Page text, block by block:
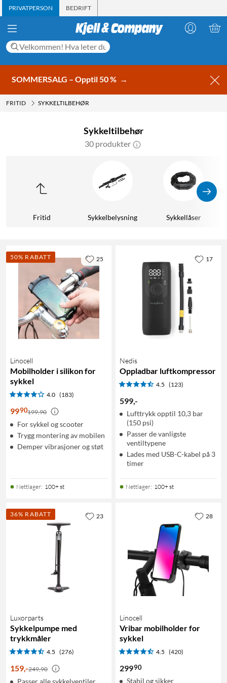
PRIVATPERSON BEDRIFT
SOMMERSALG – Opptil 50 % →
FRITID SYKKELTILBEHØR
Sykkeltilbehør
30 produkter
Fritid Sykkelbelysning Sykkellåser
50% RABATT
Linocell
Mobilholder i silikon for
sykkel
4.0 (183)
9990199,90
For sykkel og scooter
Trygg montering av mobilen
Demper vibrasjoner og støt
Nettlager: 100+ st
25
Nedis
Oppladbar luftkompressor
4.5 (123)
599,-
Lufttrykk opptil 10,3 bar
(150 psi)
Passer de vanligste
ventiltypene
Lades med USB-C-kabel på 3
timer
Nettlager: 100+ st
17
36% RABATT
Luxorparts
Sykkelpumpe med
trykkmåler
4.5 (276)
159,-249,90
Passer alle sykkelventiler
23
Linocell
Vribar mobilholder for
sykkel
4.5 (420)
29990
Stabil og sikker
28